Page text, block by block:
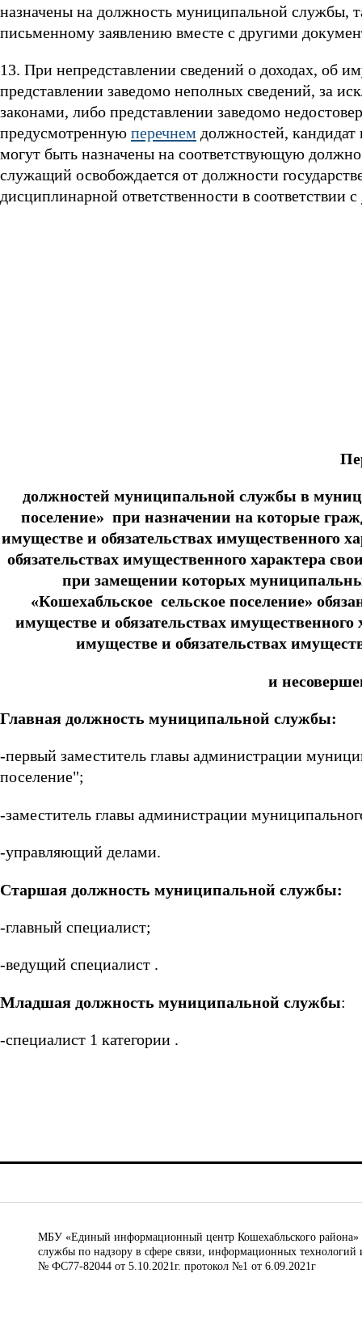
назначены на должность муниципальной службы,
письменному заявлению вместе с другими
13. При непредставлении сведений о доходах, об
представлении заведомо неполных сведений, за
законами, либо представлении заведомо
предусмотренную перечнем должностей, кандидат
могут быть назначены на соответствующую
служащий освобождается от должности
дисциплинарной ответственности в соответствии с
должностей муниципальной службы в
поселение» при назначении на которые
имуществе и обязательствах имущественного
обязательствах имущественного характера
при замещении которых
«Кошехабльское сельское поселение»
имуществе и обязательствах имущественного
имуществе и обязательствах
и
Главная должность муниципальной службы:
-первый заместитель главы администрации
поселение";
-заместитель главы администрации
-управляющий делами.
Старшая должность муниципальной службы:
-главный специалист;
-ведущий специалист .
Младшая должность муниципальной службы:
-специалист 1 категории .
МБУ «Единый информационный центр Кошехабльского района»
службы по надзору в сфере связи, информационных
№ ФС77-82044 от 5.10.2021г. протокол №1 от 6.09.2021г